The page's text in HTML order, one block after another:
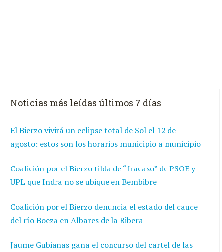
Noticias más leídas últimos 7 días
El Bierzo vivirá un eclipse total de Sol el 12 de
agosto: estos son los horarios municipio a municipio
Coalición por el Bierzo tilda de “fracaso” de PSOE y
UPL que Indra no se ubique en Bembibre
Coalición por el Bierzo denuncia el estado del cauce
del río Boeza en Albares de la Ribera
Jaume Gubianas gana el concurso del cartel de las